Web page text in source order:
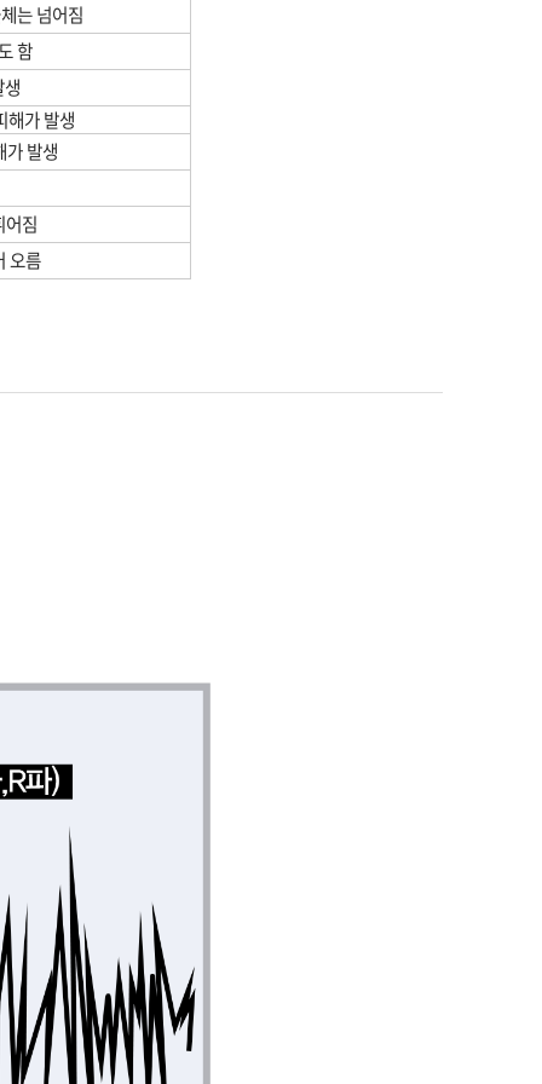
는 넘어짐
함
해가 발생
가 발생
어짐
오름